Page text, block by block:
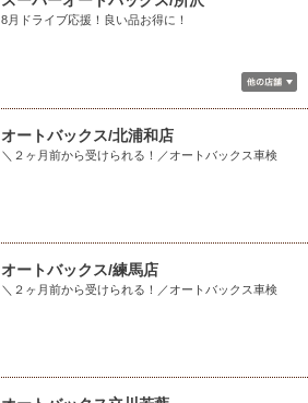
8月ドライブ応援！良い品お得に！
オートバックス/北浦和店
＼２ヶ月前から受けられる！／オートバックス車検
オートバックス/練馬店
＼２ヶ月前から受けられる！／オートバックス車検